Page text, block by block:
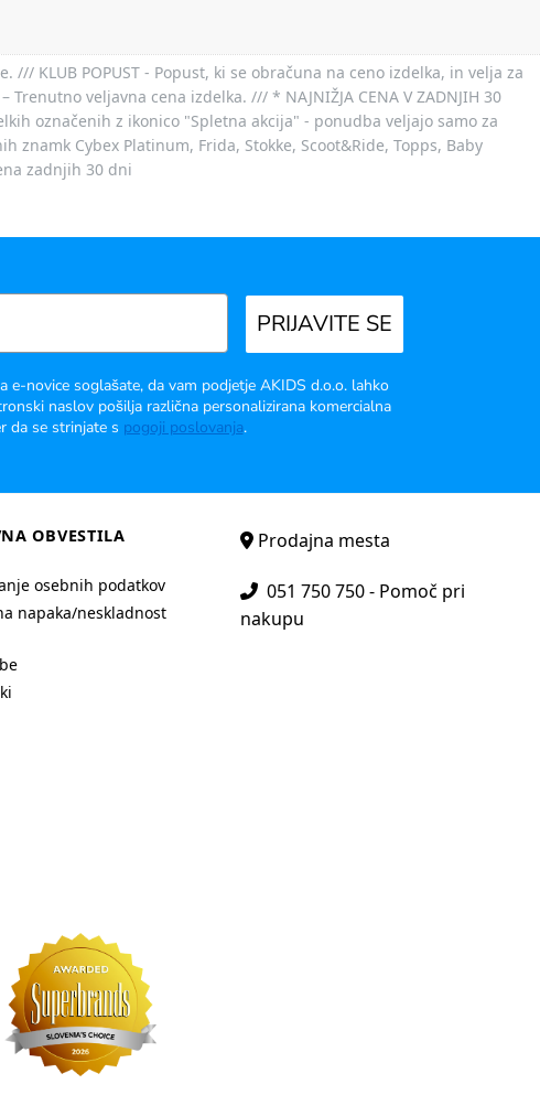
KLUB POPUST - Popust, ki se obračuna na ceno izdelka, in velja za
veljavna cena izdelka. /// * NAJNIŽJA CENA V ZADNJIH 30
označenih z ikonico "Spletna akcija" - ponudba veljajo samo za
Cybex Platinum, Frida, Stokke, Scoot&Ride, Topps, Baby
zadnjih 30 dni
PRIJAVITE SE
e-novice soglašate, da vam podjetje AKIDS d.o.o. lahko
naslov pošilja različna personalizirana komercialna
da se strinjate s pogoji poslovanja.
OBVESTILA
osebnih podatkov
napaka/neskladnost
Prodajna mesta
051 750 750 - Pomoč pri
nakupu